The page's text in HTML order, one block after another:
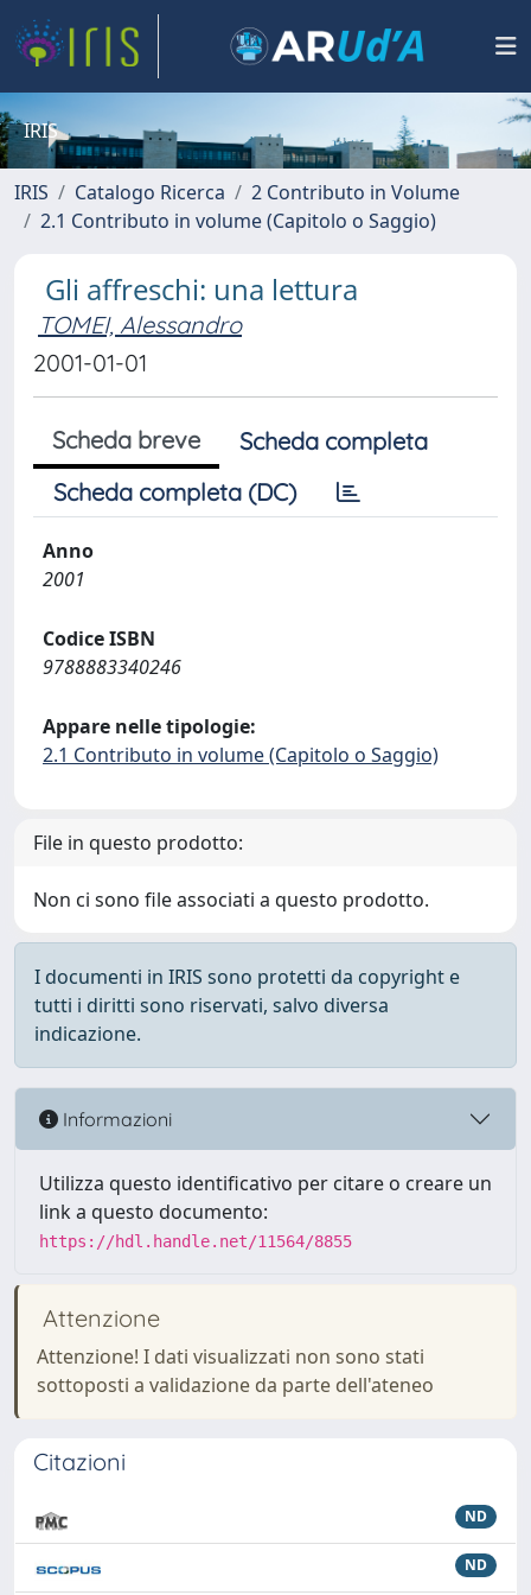
IRIS
IRIS Catalogo Ricerca
2 Contributo in Volume
2.1 Contributo in volume (Capitolo o Saggio)
Gli affreschi: una lettura
TOMEI, Alessandro
2001-01-01
Scheda breve
Scheda completa
Scheda completa (DC)
Anno
2001
Codice ISBN
9788883340246
Appare nelle tipologie:
2.1 Contributo in volume (Capitolo o Saggio)
File in questo prodotto:
Non ci sono file associati a questo prodotto.
I documenti in IRIS sono protetti da copyright e
tutti i diritti sono riservati, salvo diversa
indicazione.
Informazioni
Utilizza questo identificativo per citare o creare un
link a questo documento:
https://hdl.handle.net/11564/8855
Attenzione
Attenzione! I dati visualizzati non sono stati
sottoposti a validazione da parte dell'ateneo
Citazioni
ND
ND